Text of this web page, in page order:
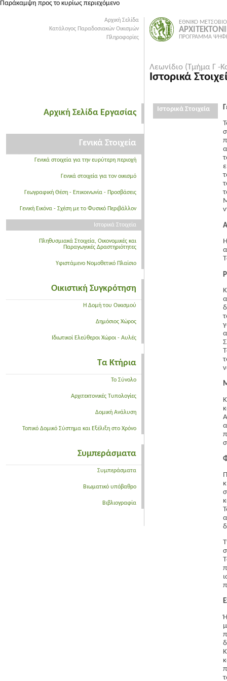
Παράκαμψη προς το κυρίως περιεχόμενο
Αρχική Σελίδα
Κατάλογος Παραδοσιακών Οικισμών
Πληροφορίες
Αρχική Σελίδα Εργασίας
Γενικά Στοιχεία
Γενικά στοιχεία για την ευρύτερη περιοχή
Γενικά στοιχεία για τον οικισμό
Γεωγραφική Θέση - Επικοινωνία - Προσβάσεις
Γενική Εικόνα - Σχέση με το Φυσικό Περιβάλλον
Ιστορικά Στοιχεία
Πληθυσμιακά Στοιχεία, Οικονομικές και
Παραγωγικές Δραστηριότητες
Υφιστάμενο Νομοθετικό Πλαίσιο
Οικιστική Συγκρότηση
Η Δομή του Οικισμού
Δημόσιος Χώρος
Ιδιωτικοί Ελεύθεροι Χώροι - Αυλές
Τα Κτήρια
Το Σύνολο
Αρχιτεκτονικές Τυπολογίες
Δομική Ανάλυση
Τοπικό Δομικό Σύστημα και Εξέλιξη στο Χρόνο
Συμπεράσματα
Συμπεράσματα
Βιωματικό υπόβαθρο
Βιβλιογραφία
ΕΘΝΙΚΟ
ΠΡΟΓΡΑΜΜΑ
Λεωνίδιο (Τμήμα Γ -
Ιστορικά
Ιστορικά Στοιχεία